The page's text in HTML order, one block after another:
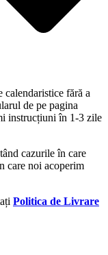
calendaristice fără a
de pe pagina
instrucțiuni în 1-3 zile
cazurile în care
care noi acoperim
Politica de Livrare